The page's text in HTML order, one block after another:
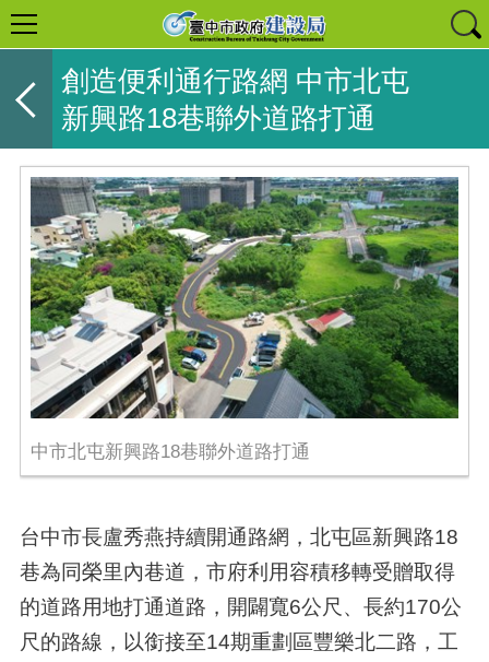
創造便利通行路網 中市北屯
新興路18巷聯外道路打通
中市北屯新興路18巷聯外道路打通
台中市長盧秀燕持續開通路網，北屯區新興路18
巷為同榮里內巷道，市府利用容積移轉受贈取得
的道路用地打通道路，開闢寬6公尺、長約170公
尺的路線，以銜接至14期重劃區豐樂北二路，工